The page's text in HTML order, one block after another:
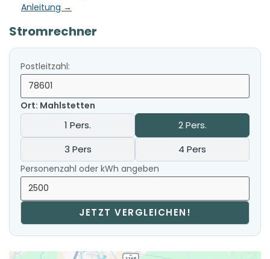
Anleitung →
Stromrechner
Postleitzahl:
Ort: Mahlstetten
1 Pers.
2 Pers.
3 Pers
4 Pers
Personenzahl oder kWh angeben
JETZT VERGLEICHEN!